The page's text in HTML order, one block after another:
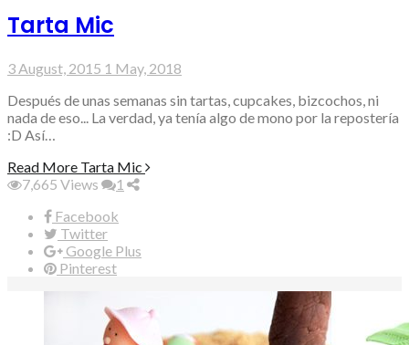
Tarta Mic
3 August, 2015 1 May, 2018
Después de unas semanas sin tartas, cupcakes, bizcochos, ni
nada de eso... La verdad, ya tenía algo de mono por la repostería
:D Así…
Read More Tarta Mic
7,665 Views
1
Facebook
Twitter
Google Plus
Pinterest